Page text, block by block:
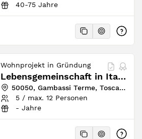
40-75 Jahre
Wohnprojekt in Gründung
Lebensgemeinschaft in Italien - Casa Meraviglie
50050, Gambassi Terme, Toscana, Italien
5 / max. 12 Personen
- Jahre